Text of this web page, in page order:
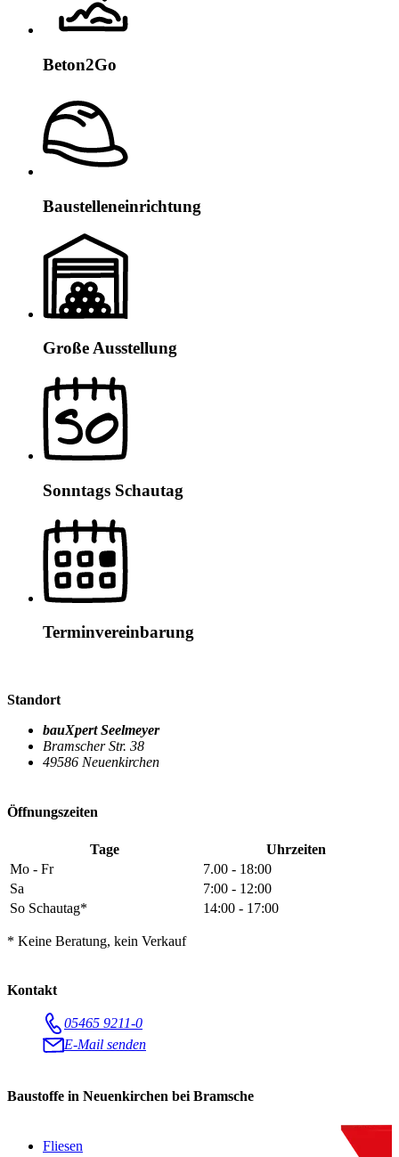
Beton2Go
Baustelleneinrichtung
Große Ausstellung
Sonntags Schautag
Terminvereinbarung
Standort
bauXpert Seelmeyer
Bramscher Str. 38
49586 Neuenkirchen
Öffnungszeiten
Tage
Uhrzeiten
Mo - Fr
7.00 - 18:00
Sa
7:00 - 12:00
So Schautag*
14:00 - 17:00
* Keine Beratung, kein Verkauf
Kontakt
05465 9211-0
E-Mail senden
Baustoffe in Neuenkirchen bei Bramsche
Fliesen